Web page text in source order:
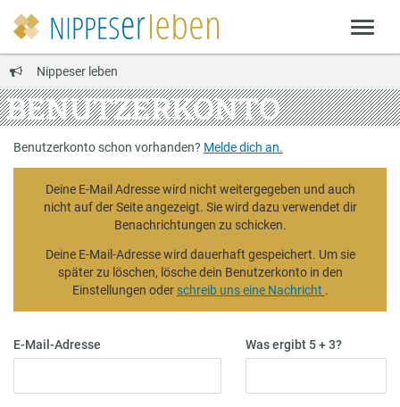
Nippeser leben
BENUTZERKONTO
Benutzerkonto schon vorhanden? Melde dich an.
Deine E-Mail Adresse wird nicht weitergegeben und auch
nicht auf der Seite angezeigt. Sie wird dazu verwendet dir
Benachrichtungen zu schicken.
Deine E-Mail-Adresse wird dauerhaft gespeichert. Um sie
später zu löschen, lösche dein Benutzerkonto in den
Einstellungen oderschreib uns eine Nachricht .
E-Mail-Adresse Was ergibt 5 + 3?